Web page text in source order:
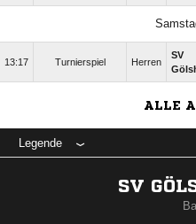
13:17 Turnierspiel Herren
SV
ALLE
Legende
SV